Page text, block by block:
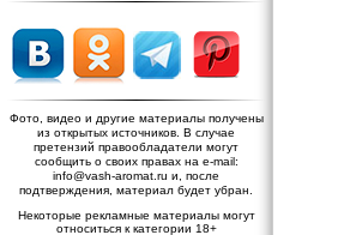
Фото, видео и другие материалы получены
из открытых источников. В случае
претензий правообладатели могут
сообщить о своих правах на e-mail:
info@vash-aromat.ru и, после
подтверждения, материал будет убран.
Некоторые рекламные материалы могут
относиться к категории 18+